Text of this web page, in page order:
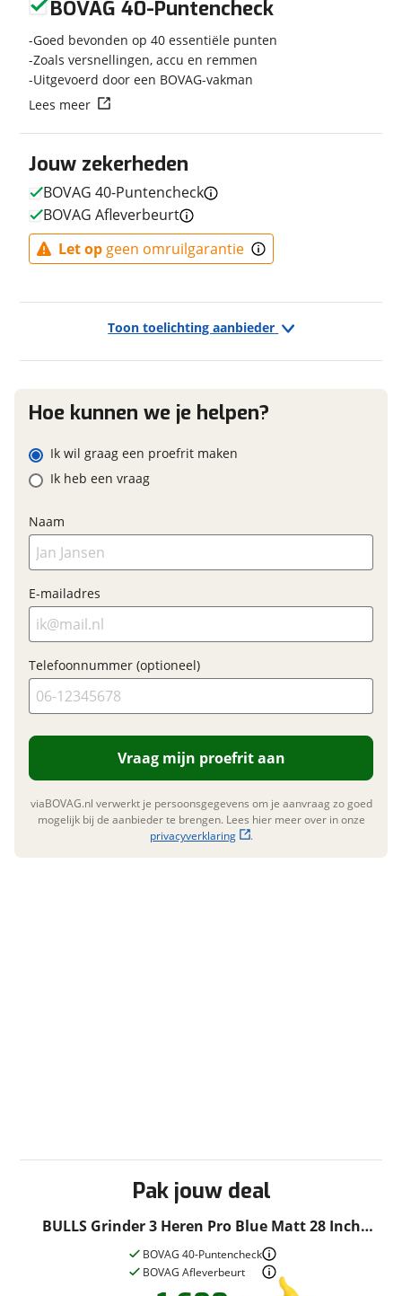
Techniek
Framemateriaal
Aluminium
Kleur
Sortie
Fabriekskleur
Model remsysteem voor
Hydraulische schijfrem
Model primair remsysteem
E-bike
Prijs
€ 1.699,-
Bijtellingspercentage
7 %
Nieuwprijs
Garanties
BOVAG Garantie
Fabrieksgarantie van
Fabrieksgarantie
Ja
Toon toelichting aanbieder
Pak jouw deal
BULLS Grinder 3 Heren Pro Blue Matt 28 Inch
51cm 2022
BOVAG 40-Puntencheck
BOVAG Afleverbeurt
Telefoonnummer (optioneel)
Vraag mijn reservering aan
goed mogelijk bij de aanbieder te brengen. Lees hier meer
Jouw zekerheden
BOVAG 40-Puntencheck
BOVAG Afleverbeurt
Let op geen omruilgarantie
BOVAG 40-Puntencheck
Goed bevonden op 40 essentiële punten
Zoals versnellingen, accu en remmen
Uitgevoerd door een BOVAG-vakman
Lees meer
Hoe kunnen we je helpen?
Ik wil graag een proefrit maken
Ik heb een vraag
Naam
E-mailadres
Telefoonnummer (optioneel)
Vraag mijn proefrit aan
viaBOVAG.nl verwerkt je persoonsgegevens om je aanvraag zo goed
mogelijk bij de aanbieder te brengen. Lees hier meer over in onze
privacyverklaring
.